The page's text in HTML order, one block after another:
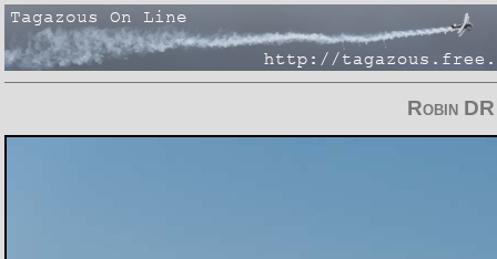
Robin